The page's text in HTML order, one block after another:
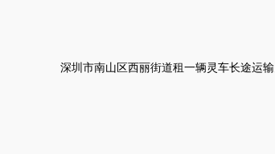
深圳市南山区西丽街道租一辆灵车长途运输